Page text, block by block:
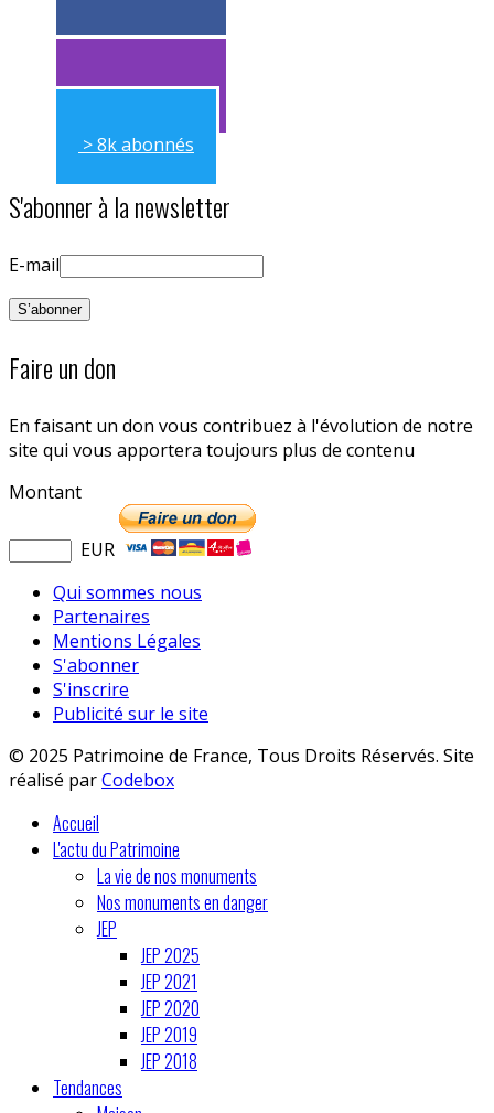
> 11k abonnés
> 11k abonnés
> 8k abonnés
S'abonner à la newsletter
E-mail
Faire un don
En faisant un don vous contribuez à l'évolution de notre
site qui vous apportera toujours plus de contenu
Montant
EUR
Qui sommes nous
Partenaires
Mentions Légales
S'abonner
S'inscrire
Publicité sur le site
© 2025 Patrimoine de France, Tous Droits Réservés. Site
réalisé parCodebox
Accueil
L'actu du Patrimoine
La vie de nos monuments
Nos monuments en danger
JEP
JEP 2025
JEP 2021
JEP 2020
JEP 2019
JEP 2018
Tendances